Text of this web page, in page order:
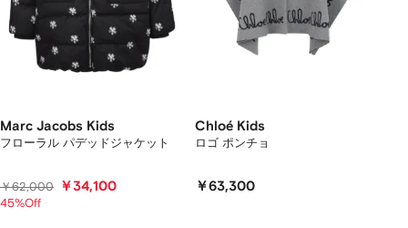
Marc Jacobs Kids
フローラル パデッドジャケット
￥62,000 ￥34,100
45%Off
Chloé Kids
ロゴ ポンチョ
￥63,300